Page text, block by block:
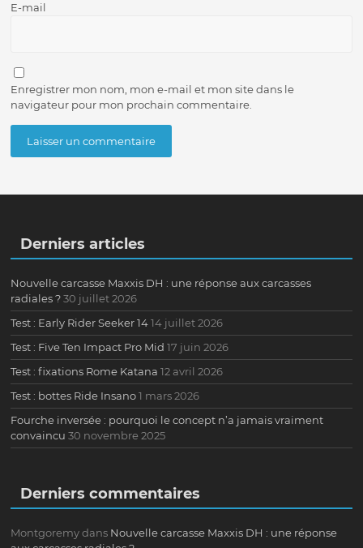
E-mail
Enregistrer mon nom, mon e-mail et mon site dans le
navigateur pour mon prochain commentaire.
Derniers articles
Nouvelle carcasse Maxxis DH : une réponse aux carcasses
radiales ? 30 juillet 2026
Test : Early Rider Seeker 14 14 juillet 2026
Test : Five Ten Impact Pro Mid 17 juin 2026
Test : fixations Rome Katana 12 avril 2026
Test : bottes Ride Insano 1 mars 2026
Fourche inversée : pourquoi le concept n’a jamais vraiment
convaincu 30 novembre 2025
Derniers commentaires
Montgoremydans Nouvelle carcasse Maxxis DH : une réponse